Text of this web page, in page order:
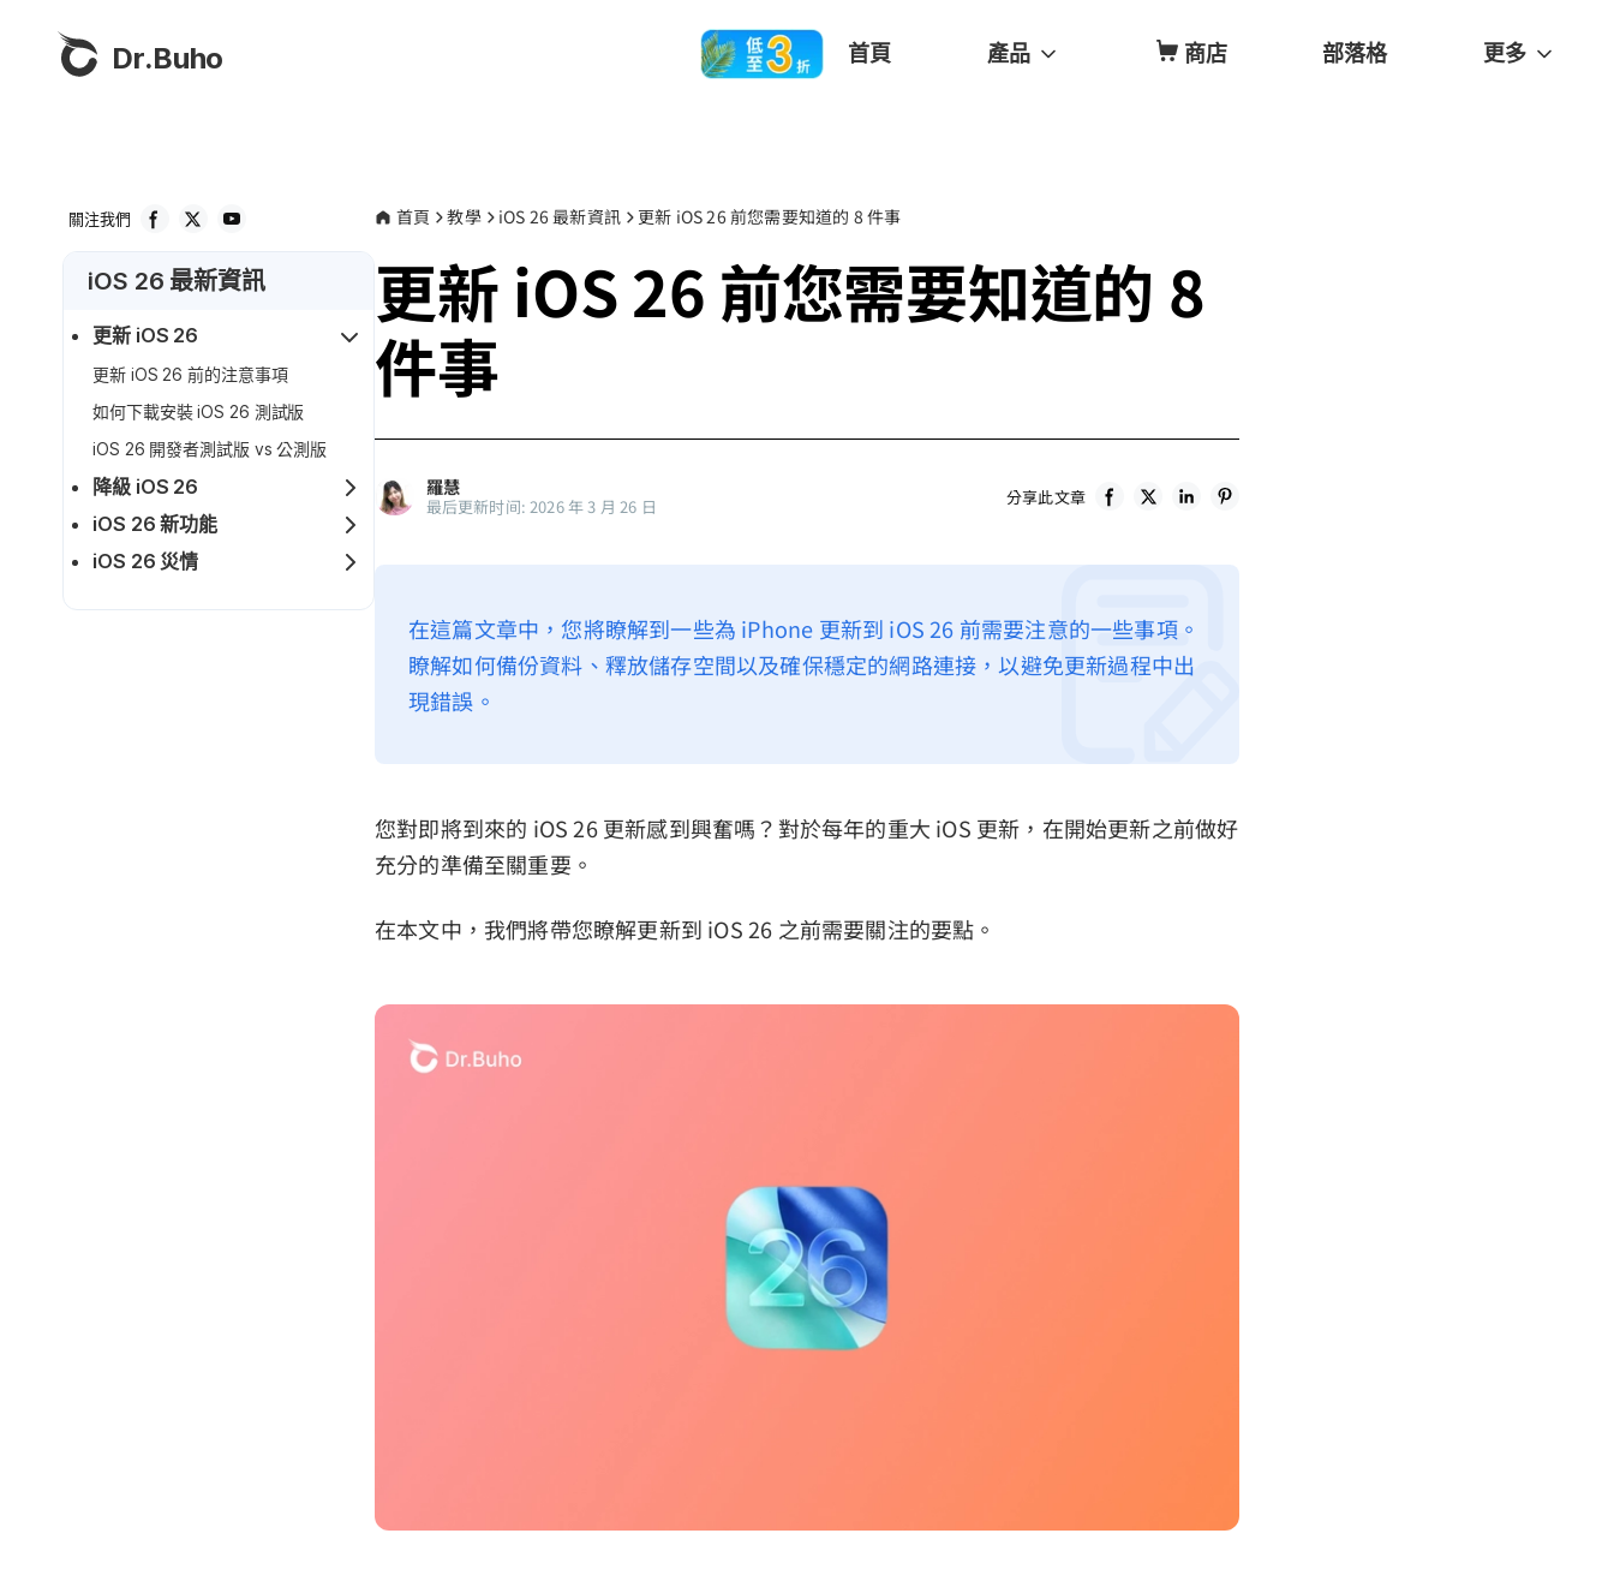
Dr.Buho 首頁 產品 商店 部落格 更多
關注我們
iOS 26 最新資訊
更新 iOS 26
更新 iOS 26 前的注意事項
如何下載安裝 iOS 26 測試版
iOS 26 開發者測試版 vs 公測版
降級 iOS 26
iOS 26 新功能
iOS 26 災情
首頁 教學 iOS 26 最新資訊 更新 iOS 26 前您需要知道的 8 件事
更新 iOS 26 前您需要知道的 8
件事
羅慧
最后更新时间: 2026 年 3 月 26 日 分享此文章
在這篇文章中，您將瞭解到一些為 iPhone 更新到 iOS 26 前需要注意的一些事項。
瞭解如何備份資料、釋放儲存空間以及確保穩定的網路連接，以避免更新過程中出
現錯誤。
您對即將到來的 iOS 26 更新感到興奮嗎？對於每年的重大 iOS 更新，在開始更新之前做好
充分的準備至關重要。
在本文中，我們將帶您瞭解更新到 iOS 26 之前需要關注的要點。